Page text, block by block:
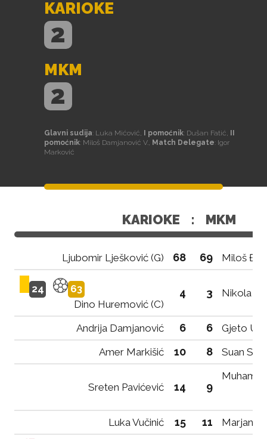
KARIOKE
2
MKM
2
Glavni sudija: Luka Mićović, I pomoćnik: Dušan Fatić,
pomoćnik: Miloš Damjanović V., Match Delegate: Igor
Marković
KARIOKE : MKM
Ljubomir Lješković (G) 68 69 Miloš
24
63
Dino Huremović (C)
4 3 Nikola
Andrija Damjanović 6 6
Gjeto
Amer Markišić
10 8 Suan
Sreten Pavićević 14 9
Luka Vučinić 15 11 Marjan